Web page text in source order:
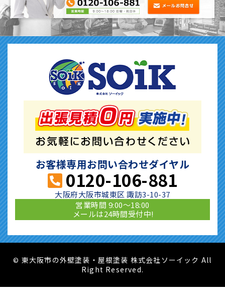
お客様専用お問い合わせダイヤル
0120-106-881
大阪府大阪市城東区 諏訪3-10-37
営業時間 9:00〜18:00
メールは24時間受付中!
© 東大阪市の外壁塗装・屋根塗装 株式会社ソーイック All
Right Reserved.